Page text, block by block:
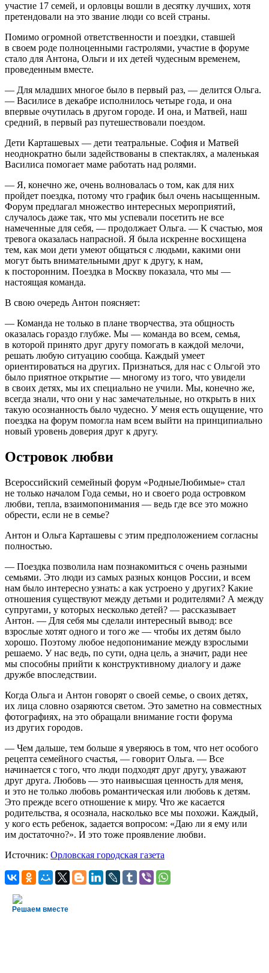
участие 17 семей, и орловцы вошли в десятку лучших, хотя
претендовали на это звание люди со всей страны.
Помимо огромной ответственности и поездки, ставшей
в своем роде полноценными гастролями, участие в форуме
стало для Антона, Ольги и их детей чудесным временем,
проведенным вместе.
— Для младших многое было в первый раз, — делится Ольга.
— Василисе в декабре исполнилось четыре года, и она
впервые очутилась в другом городе. И она, и Матвей, наш
средний, в первый раз путешествовали поездом.
Дети Карташевых — дети театральные. София и Матвей
неоднократно были задействованы в спектаклях, а маленькая
Василиса помогает маме работать над ролями.
— Я, конечно же, очень волновалась о том, как для них
пройдет поездка, потому что график был очень насыщенным.
Форум предлагал множество интересных мероприятий,
случалось даже так, что мы успевали посетить не все
намеченные для себя, — продолжает Ольга. — К счастью, моя
тревога оказалась напрасной. Я была искренне восхищена
тем, как мои дети умеют общаться с людьми, какими они
могут быть внимательными друг к другу, к нам,
к посторонним. Поездка в Москву показала, что мы —
настоящая команда.
В свою очередь Антон поясняет:
— Команда не только в плане творчества, эта общность
оказалась гораздо глубже. Мы — команда во всем, семья,
в которой принято друг другу помогать в каждой мелочи,
решать любую ситуацию сообща. Каждый умеет
ориентироваться на других. Признаться, для нас с Ольгой это
было приятное открытие — многому из того, что увидели
в своих детях, мы их специально не учили. Мы, конечно же,
всегда знали, что они у нас замечательные, но открыть в них
такую осознанность было чудесно. У меня есть ощущение, что
поездка на форум помогла нам всем выйти на принципиально
новый уровень доверия друг к другу.
Островок любви
Всероссийский семейный форум «Родные­Любимые» стал
не только началом Года семьи, но и своего рода островком
любви, тепла, взаимопонимания — ведь где все это можно
обрести, если не в семье?
Антон и Ольга Карташевы с этим предположением согласны
полностью.
— Поездка позволила нам познакомиться с очень разными
семьями. Это люди из самых разных концов России, и всем
нам было интересно узнать: а как устроено у других? Какие
отношения существуют между детьми и родителями? А между
супругами, у которых несколько детей? — рассказывает
Антон. — Для себя мы сделали интересный вывод: все
взрослые хотят одного и того же — чтобы их детям было
хорошо. Поэтому любое недопонимание между взрослыми
решаемо. У нас ведь, по сути, одна цель, а значит, ради нее
мы способны прийти к конструктивному диалогу и даже
дружбе впоследствии.
Когда Ольга и Антон говорят о своей семье, о своих детях,
их лица словно озаряются светом. Это заметно на совместных
фотографиях, на это обращали внимание гости форума
из других городов.
— Чем дальше, тем больше я уверяюсь в том, что нет особого
рецепта семейного счастья, — говорит Ольга. — Все
начинается с того, что люди подходят друг другу, уважают
друг друга. Любовь — это наивысшая ценность для меня,
и это не только любовь романтическая или любовь к детям.
Это прежде всего отношение к миру. Что же касается
родительства, я осознала, насколько все мы похожи. Каждый,
у кого есть ребенок, задается вопросом: «Даю ли я ему или
им достаточно?». И это тоже проявление любви.
Источник: Орловская городская газета
Решаем вместе